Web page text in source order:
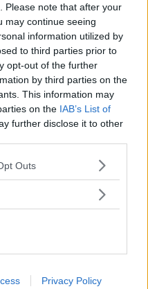
Please note that after your
may continue seeing
information utilized by
to third parties prior to
opt-out of the further
by third parties on the
This information may
on the IAB’s List of
further disclose it to other
uses one or more Google
You may click to
purposes in below Google
Outs
Privacy Policy